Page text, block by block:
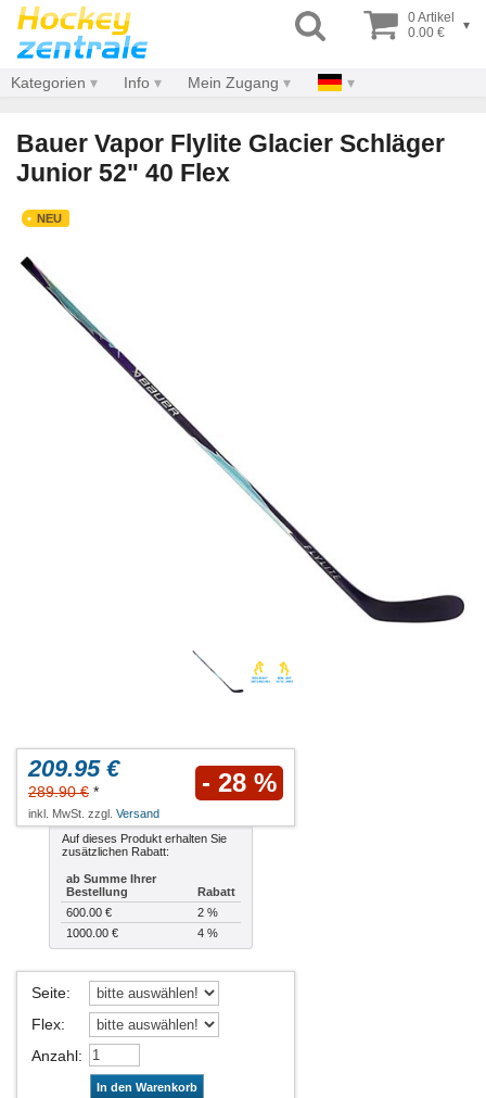
0 Artikel
0.00 €
▾
Kategorien Info Mein Zugang
Bauer Vapor Flylite Glacier Schläger
Junior 52" 40 Flex
NEU
209.95 €
289.90 € * - 28 %
inkl. MwSt. zzgl. Versand
Auf dieses Produkt erhalten Sie
zusätzlichen Rabatt:
ab Summe Ihrer
Bestellung
Rabatt
600.00 €
2 %
1000.00 €
4 %
Seite:
Flex:
Anzahl:
In den Warenkorb